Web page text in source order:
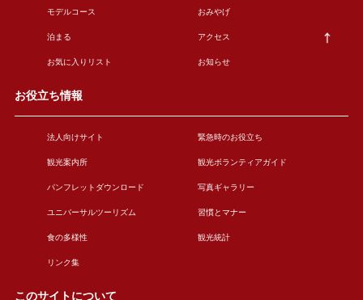
モデルコース おみやげ
泊まる アクセス
お気に入りリスト お知らせ
お役立ち情報
法人向けサイト 緊急時のお役立ち
観光案内所 観光ボランティアガイド
パンフレットダウンロード 写真ギャラリー
ユニバーサルツーリズム 習慣とマナー
食の多様性 観光統計
リンク集
このサイトについて